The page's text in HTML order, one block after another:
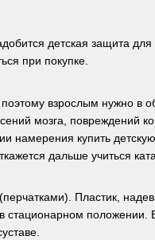
детская защита для
при покупке.
взрослым нужно в
мозга,
намерения купить
дальше учиться
Пластик,
стационарном